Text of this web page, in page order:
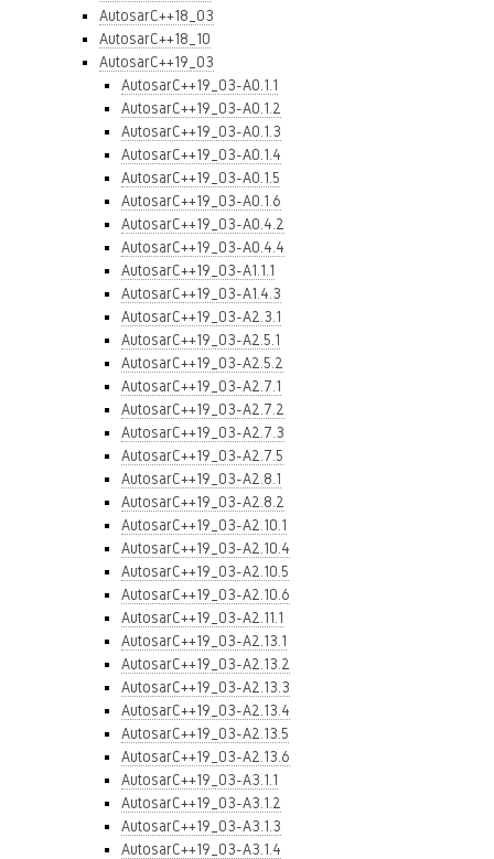
AutosarC++18_03
AutosarC++18_10
AutosarC++19_03
AutosarC++19_03-A0.1.1
AutosarC++19_03-A0.1.2
AutosarC++19_03-A0.1.3
AutosarC++19_03-A0.1.4
AutosarC++19_03-A0.1.5
AutosarC++19_03-A0.1.6
AutosarC++19_03-A0.4.2
AutosarC++19_03-A0.4.4
AutosarC++19_03-A1.1.1
AutosarC++19_03-A1.4.3
AutosarC++19_03-A2.3.1
AutosarC++19_03-A2.5.1
AutosarC++19_03-A2.5.2
AutosarC++19_03-A2.7.1
AutosarC++19_03-A2.7.2
AutosarC++19_03-A2.7.3
AutosarC++19_03-A2.7.5
AutosarC++19_03-A2.8.1
AutosarC++19_03-A2.8.2
AutosarC++19_03-A2.10.1
AutosarC++19_03-A2.10.4
AutosarC++19_03-A2.10.5
AutosarC++19_03-A2.10.6
AutosarC++19_03-A2.11.1
AutosarC++19_03-A2.13.1
AutosarC++19_03-A2.13.2
AutosarC++19_03-A2.13.3
AutosarC++19_03-A2.13.4
AutosarC++19_03-A2.13.5
AutosarC++19_03-A2.13.6
AutosarC++19_03-A3.1.1
AutosarC++19_03-A3.1.2
AutosarC++19_03-A3.1.3
AutosarC++19_03-A3.1.4